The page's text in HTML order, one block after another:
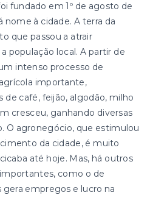
fundado em 1º de agosto de
nome à cidade. A terra da
que passou a atrair
população local. A partir de
intenso processo de
importante,
café, feijão, algodão, milho
cresceu, ganhando diversas
O agronegócio, que estimulou
da cidade, é muito
até hoje. Mas, há outros
como o de
gera empregos e lucro na